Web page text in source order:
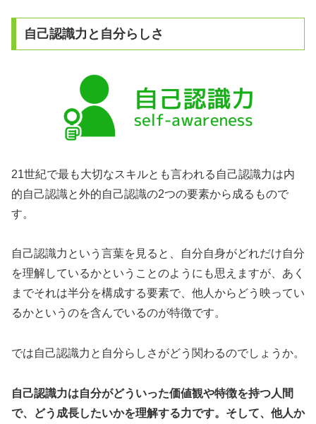
自己認識力と自分らしさ
21世紀で最も大切なスキルとも言われる自己認識力は内
的自己認識と外的自己認識の2つの要素から成るもので
す。
自己認識力という言葉を見ると、自分自身がどれだけ自分
を理解しているかということのようにも思えますが、あく
までそれは半分を構成する要素で、他人からどう映ってい
るかというのを含んでいるのが特徴です。
では自己認識力と自分らしさがどう関わるのでしょうか。
自己認識力は自分がどういった価値観や特徴を持つ人間
で、どう成長したいかを理解する力です。そして、他人か